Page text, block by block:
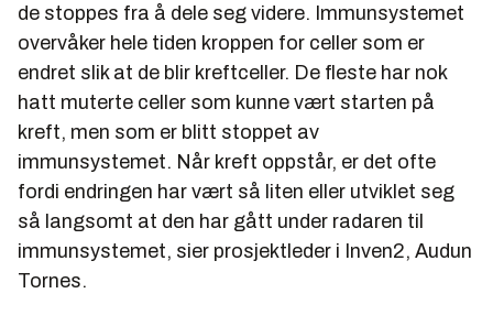
de stoppes fra å dele seg videre. Immunsystemet
overvåker hele tiden kroppen for celler som er
endret slik at de blir kreftceller. De fleste har nok
hatt muterte celler som kunne vært starten på
kreft, men som er blitt stoppet av
immunsystemet. Når kreft oppstår, er det ofte
fordi endringen har vært så liten eller utviklet seg
så langsomt at den har gått under radaren til
immunsystemet, sier prosjektleder i Inven2, Audun
Tornes.